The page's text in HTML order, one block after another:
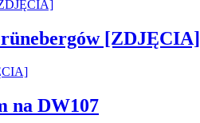
[ZDJĘCIA]
na DW107